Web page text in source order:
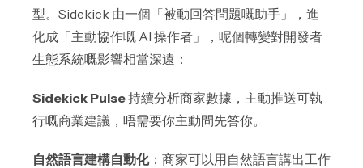
型。Sidekick 由一個「被動回答問題嘅助手」，進
化成「主動協作嘅 AI 操作者」，呢個轉變對開發者
生態系統嘅影響相當深遠：
Sidekick Pulse持續分析商家數據，主動推送可執
行嘅商業建議，唔需要你主動問先答你。
自然語言建構自動化：商家可以用自然語言講出工作